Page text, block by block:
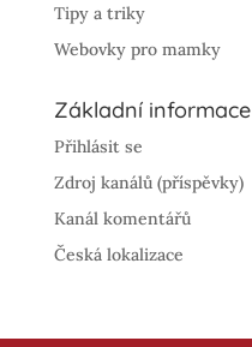
Tipy a triky
Webovky pro mamky
Základní informace
Přihlásit se
Zdroj kanálů (příspěvky)
Kanál komentářů
Česká lokalizace